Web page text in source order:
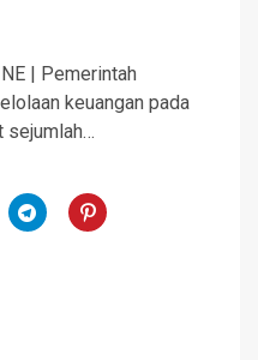
| Pemerintah
keuangan pada
sejumlah…